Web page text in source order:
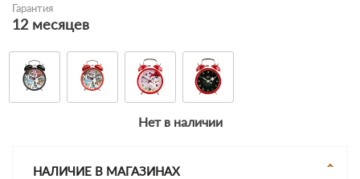
Гарантия
12 месяцев
Нет в наличии
НАЛИЧИЕ В МАГАЗИНАХ